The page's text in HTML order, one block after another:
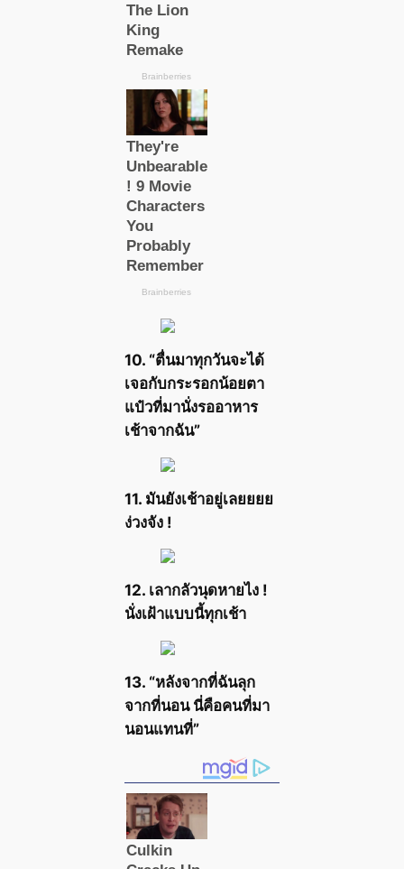
10. “ตื่นมาทุกวันจะได้
เจอกับกระรอกน้อยตา
แป๋วที่มานั่งรออาหาร
เช้าจากฉัน”
11. มันยังเช้าอยู่เลยยยย
ง่วงจัง !
12. เลากลัวนุดหายไง !
นั่งเฝ้าแบบนี้ทุกเช้า
13. “หลังจากที่ฉันลุก
จากที่นอน นี่คือคนที่มา
นอนแทนที่”